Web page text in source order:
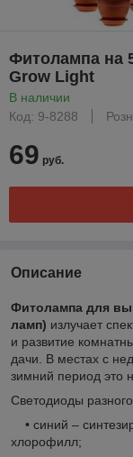
Фитолампа на
Grow Light
В наличии
Код: 9-8288
69 руб.
Описание
Фитолампа для
ламп) излучает
и развитие
дачи. В местах с
зимний период это
Светодиоды
• синий –
хлорофилл;